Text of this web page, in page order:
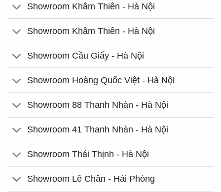
Showroom Khâm Thiên - Hà Nội
Showroom Khâm Thiên - Hà Nội
Showroom Cầu Giấy - Hà Nội
Showroom Hoàng Quốc Việt - Hà Nội
Showroom 88 Thanh Nhàn - Hà Nội
Showroom 41 Thanh Nhàn - Hà Nội
Showroom Thái Thịnh - Hà Nội
Showroom Lê Chân - Hải Phòng